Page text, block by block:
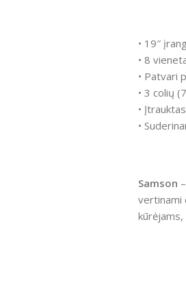
• 19″
• 8
• Patvari
• 3 colių
•
•
Samson
vertinami